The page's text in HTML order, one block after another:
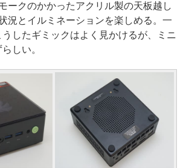
ークのかかったアクリル製の天板越し
況とイルミネーションを楽しめる。一
したギミックはよく見かけるが、ミニ
しい。